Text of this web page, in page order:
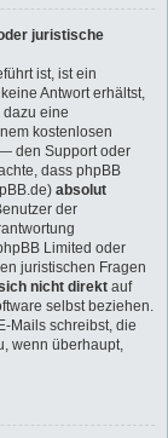
juristische
ist, ist ein
Antwort erhältst,
eine
kostenlosen
den Support oder
dass phpBB
absolut
der
Limited oder
juristischen Fragen
nicht direkt auf
selbst beziehen.
Mails schreibst, die
wenn überhaupt,